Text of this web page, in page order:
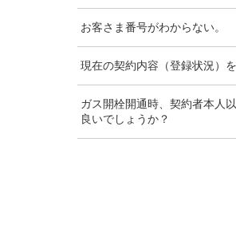
お客さま番号がわからない。
現在の契約内容（登録状況）
ガス開栓開通時、契約者本人
良いでしょうか？